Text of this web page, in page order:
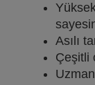
Asılı
Çeşitli